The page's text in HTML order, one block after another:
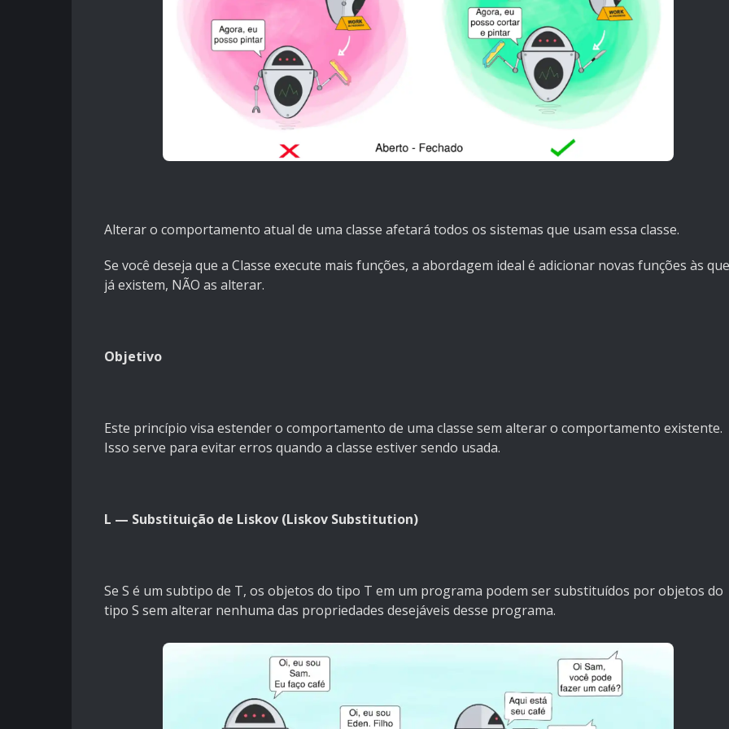
Alterar o comportamento atual de uma classe afetará todos os sistemas que usam essa classe.
Se você deseja que a Classe execute mais funções, a abordagem ideal é adicionar novas funções às que
já existem, NÃO as alterar.
Objetivo
Este princípio visa estender o comportamento de uma classe sem alterar o comportamento existente.
Isso serve para evitar erros quando a classe estiver sendo usada.
L — Substituição de Liskov (Liskov Substitution)
Se S é um subtipo de T, os objetos do tipo T em um programa podem ser substituídos por objetos do
tipo S sem alterar nenhuma das propriedades desejáveis desse programa.